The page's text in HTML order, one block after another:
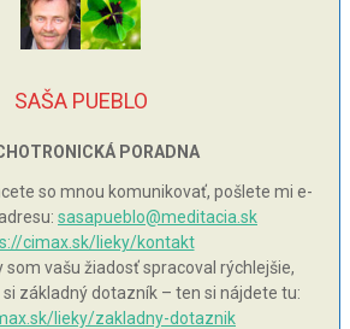
SAŠA PUEBLO
PORADNA
so mnou komunikovať, pošlete mi e-
sasapueblo@meditacia.sk
cimax.sk/lieky/kontakt
som vašu žiadosť spracoval rýchlejšie,
základný dotazník – ten si nájdete tu:
lieky/zakladny-dotaznik